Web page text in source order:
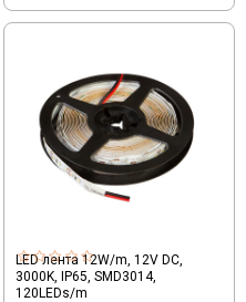
LED лента 12W/m, 12V DC,
3000K, IP65, SMD3014,
120LEDs/m